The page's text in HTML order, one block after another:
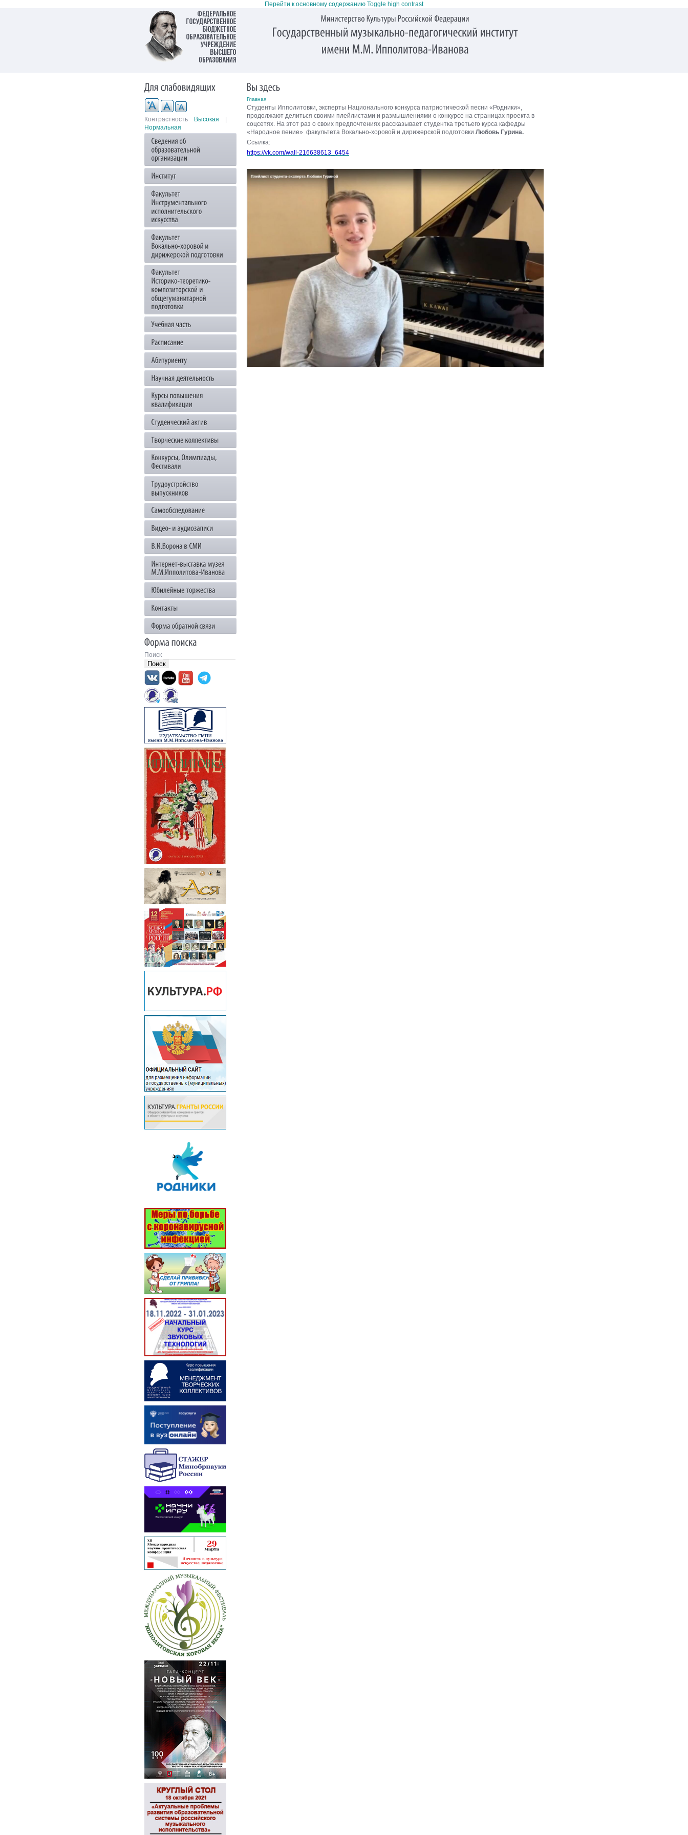
Перейти к основному содержанию Toggle high contrast
Контрастность Высокая
Нормальная
Поиск
Главная
Студенты Ипполитовки, эксперты Национального конкурса патриотической песни «Родники»,
продолжают делиться своими плейлистами и размышлениями о конкурсе на страницах проекта в
соцсетях. На этот раз о своих предпочтениях рассказывает студентка третьего курса кафедры
«Народное пение» факультета Вокально-хоровой и дирижерской подготовки Любовь Гурина.
Ссылка:
https://vk.com/wall-216638613_6454